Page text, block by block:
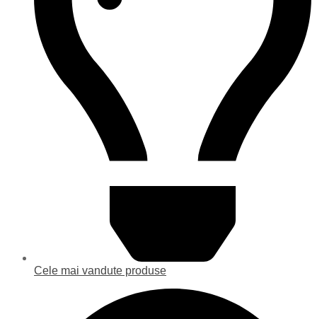
Cele mai vandute produse